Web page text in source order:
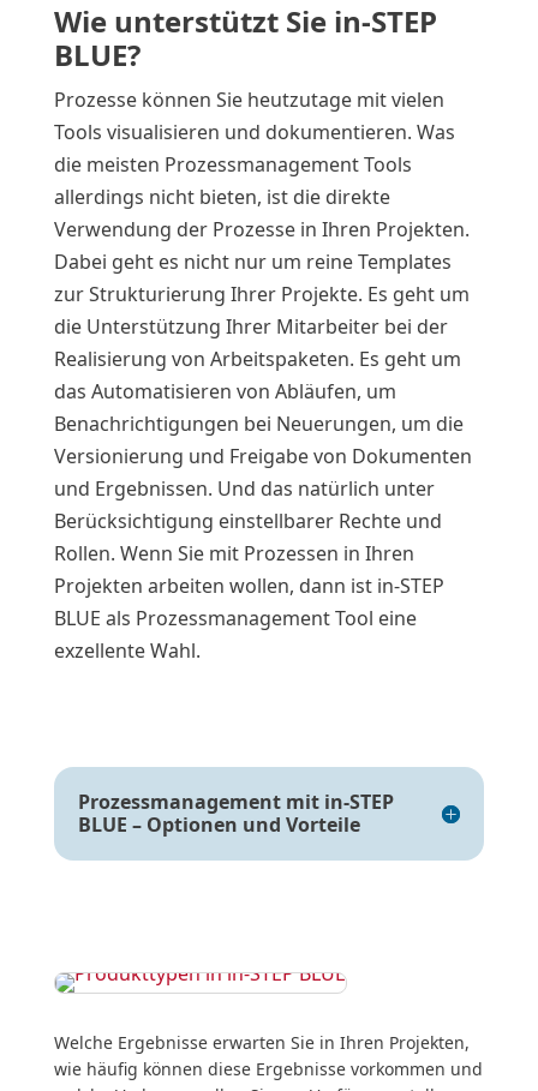
Wie unterstützt Sie in-STEP
BLUE?
Prozesse können Sie heutzutage mit vielen
Tools visualisieren und dokumentieren. Was
die meisten Prozessmanagement Tools
allerdings nicht bieten, ist die direkte
Verwendung der Prozesse in Ihren Projekten.
Dabei geht es nicht nur um reine Templates
zur Strukturierung Ihrer Projekte. Es geht um
die Unterstützung Ihrer Mitarbeiter bei der
Realisierung von Arbeitspaketen. Es geht um
das Automatisieren von Abläufen, um
Benachrichtigungen bei Neuerungen, um die
Versionierung und Freigabe von Dokumenten
und Ergebnissen. Und das natürlich unter
Berücksichtigung einstellbarer Rechte und
Rollen. Wenn Sie mit Prozessen in Ihren
Projekten arbeiten wollen, dann ist in-STEP
BLUE als Prozessmanagement Tool eine
exzellente Wahl.
Prozessmanagement mit in-STEP
BLUE – Optionen und Vorteile
Welche Ergebnisse erwarten Sie in Ihren Projekten,
wie häufig können diese Ergebnisse vorkommen und